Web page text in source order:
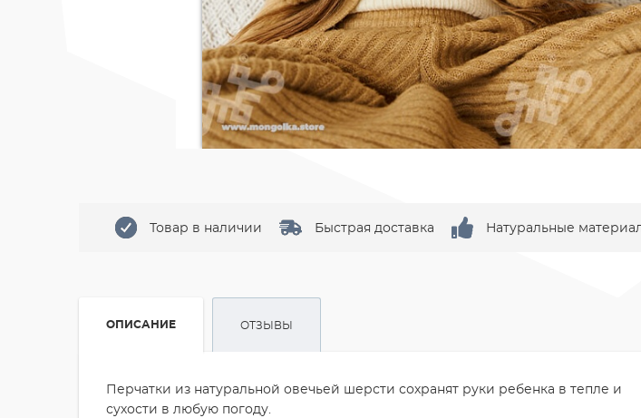
Товар в наличии Быстрая доставка Натуральные
ОПИСАНИЕ ОТЗЫВЫ
Перчатки из натуральной овечьей шерсти сохранят руки ребенка в тепле и
сухости в любую погоду.